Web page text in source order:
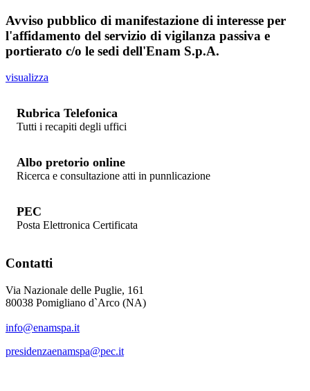
Avviso pubblico di manifestazione di interesse per
l'affidamento del servizio di vigilanza passiva e
portierato c/o le sedi dell'Enam S.p.A.
visualizza
Rubrica Telefonica
Tutti i recapiti degli uffici
Albo pretorio online
Ricerca e consultazione atti in punnlicazione
PEC
Posta Elettronica Certificata
Contatti
Via Nazionale delle Puglie, 161
80038 Pomigliano d`Arco (NA)
info@enamspa.it
presidenzaenamspa@pec.it